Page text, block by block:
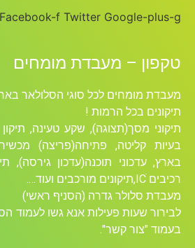
Facebook-f Twitter Google-plus-g
טקפון – מעבדת מומחים
מעבדת מומחים לכל סוגי הסלולאר
תיקונים בכל הרמות !
תיקוני מסך(תצוגה), שקע טעינה,
בעיות קליטה, פתיחה(פריצה)
בארץ, עדכוני תוכנה(עדכון גירסה),
רכיבים ICׁ,תיקונים מורכבים ועוד….
מעבדת סלולר גדרה (הסניף ראשי)
לבירור שעות פעילות אנא גשו לעמוד
בעמוד "צור קשר".